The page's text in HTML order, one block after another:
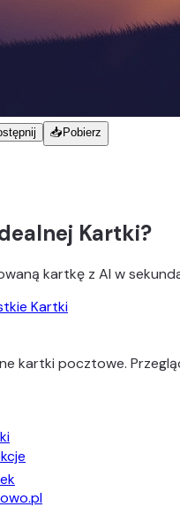
📥 Pobierz
Kartki?
kartkę z AI w
Kartki
kartki pocztowe.